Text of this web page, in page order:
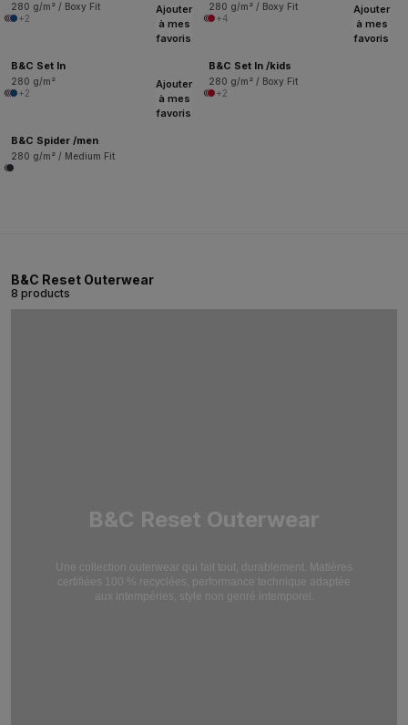
280 g/m² / Boxy Fit
+2
280 g/m² / Boxy Fit
+4
Ajouter
à mes
favoris
B&C Set In
280 g/m²
+2
Ajouter
à mes
favoris
B&C Set In /kids
280 g/m² / Boxy Fit
+2
Ajouter
à mes
favoris
B&C Spider /men
280 g/m² / Medium Fit
B&C Reset Outerwear
8 products
B&C Reset Outerwear
Une collection outerwear qui fait tout, durablement. Matières
certifiées 100 % recyclées, performance technique adaptée
aux intempéries, style non genré intemporel.